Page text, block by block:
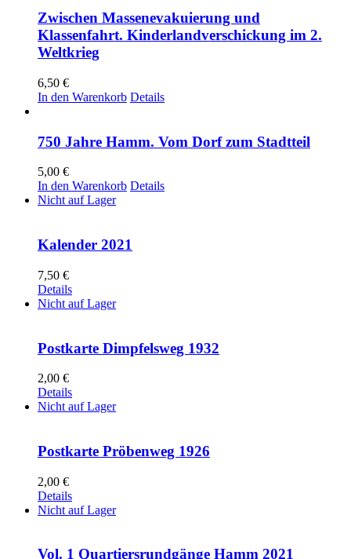
Zwischen Massenevakuierung und
Klassenfahrt. Kinderlandverschickung im 2.
Weltkrieg
6,50 €
In den Warenkorb Details
750 Jahre Hamm. Vom Dorf zum Stadtteil
5,00 €
In den Warenkorb Details
Nicht auf Lager
Kalender 2021
7,50 €
Details
Nicht auf Lager
Postkarte Dimpfelsweg 1932
2,00 €
Details
Nicht auf Lager
Postkarte Pröbenweg 1926
2,00 €
Details
Nicht auf Lager
Vol. 1 Quartiersrundgänge Hamm 2021